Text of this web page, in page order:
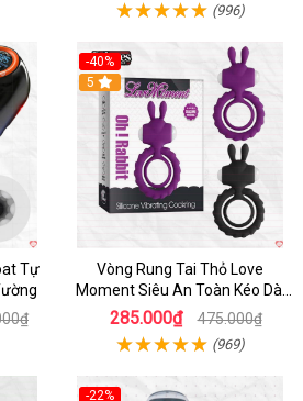
(996)
Tự
-40%
5
Vòng Rung Tai Thỏ Love
Moment Siêu An Toàn Kéo Dài
Thời Gian
285.000₫ 475.000₫
(969)
-22%